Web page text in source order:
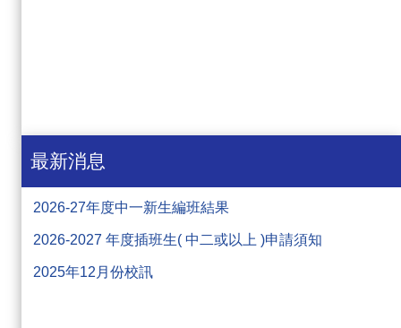
最新消息
2026-27年度中一新生編班結果
2026-2027 年度插班生( 中二或以上 )申請須知
2025年12月份校訊